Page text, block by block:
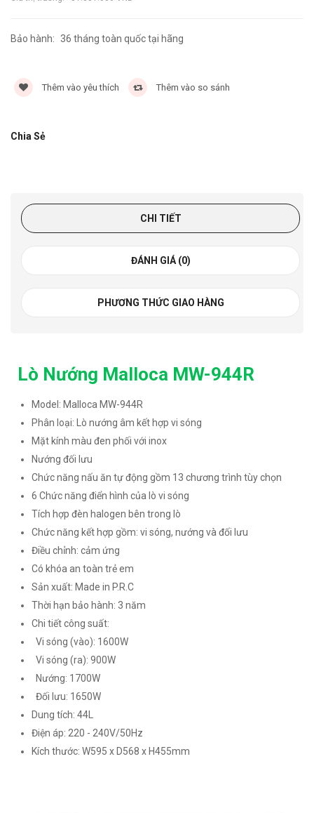
Bảo hành: 36 tháng toàn quốc tại hãng
Thêm vào yêu thích Thêm vào so sánh
Chia Sẻ
CHI TIẾT
ĐÁNH GIÁ (0)
PHƯƠNG THỨC GIAO HÀNG
Lò Nướng Malloca MW-944R
Model: Malloca MW-944R
Phân loại: Lò nướng âm kết hợp vi sóng
Mặt kính màu đen phối với inox
Nướng đối lưu
Chức năng nấu ăn tự động gồm 13 chương trình tùy chọn
6 Chức năng điển hình của lò vi sóng
Tích hợp đèn halogen bên trong lò
Chức năng kết hợp gồm: vi sóng, nướng và đối lưu
Điều chỉnh: cảm ứng
Có khóa an toàn trẻ em
Sản xuất: Made in P.R.C
Thời hạn bảo hành: 3 năm
Chi tiết công suất:
Vi sóng (vào): 1600W
Vi sóng (ra): 900W
Nướng: 1700W
Đối lưu: 1650W
Dung tích: 44L
Điện áp: 220 - 240V/50Hz
Kích thước: W595 x D568 x H455mm